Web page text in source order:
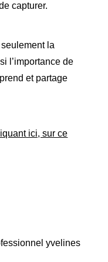
capturer.
la
l’importance de
et partage
ici, sur ce